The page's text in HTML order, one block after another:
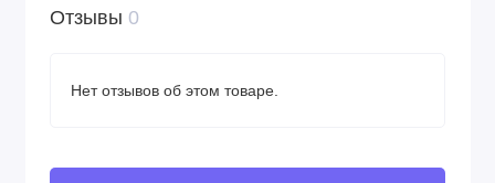
Отзывы 0
Нет отзывов об этом товаре.